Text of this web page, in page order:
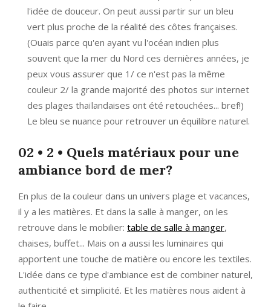
l'idée de douceur. On peut aussi partir sur un bleu
vert plus proche de la réalité des côtes françaises.
(Ouais parce qu'en ayant vu l'océan indien plus
souvent que la mer du Nord ces dernières années, je
peux vous assurer que 1/ ce n'est pas la même
couleur 2/ la grande majorité des photos sur internet
des plages thaïlandaises ont été retouchées... bref!)
Le bleu se nuance pour retrouver un équilibre naturel.
02 • 2 • Quels matériaux pour une
ambiance bord de mer?
En plus de la couleur dans un univers plage et vacances,
il y a les matières. Et dans la salle à manger, on les
retrouve dans le mobilier: table de salle à manger,
chaises, buffet... Mais on a aussi les luminaires qui
apportent une touche de matière ou encore les textiles.
L'idée dans ce type d'ambiance est de combiner naturel,
authenticité et simplicité. Et les matières nous aident à